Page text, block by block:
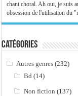
chant choral. Ah oui, je suis
obsession de l'utilisation du
Catégories
Autres genres (232)
Bd (14)
Non fiction (137)